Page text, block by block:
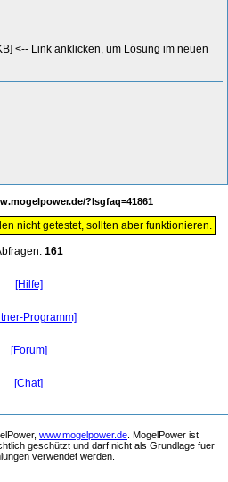
<-- Link anklicken, um Lösung im neuen
?lsgfaq=41861
nicht getestet, sollten aber funktionieren.
161
[Hilfe]
Programm]
[Forum]
[Chat]
www.mogelpower.de . MogelPower ist
geschützt und darf nicht als Grundlage fuer
verwendet werden.